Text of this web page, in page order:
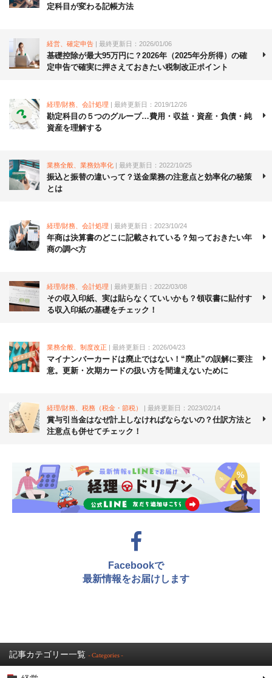
定科目が変わる記帳方法
経営、確定申告 | 最終更新日：2026/01/06
基礎控除が最大95万円に？2026年（2025年分所得）の確
定申告で確実に押さえておきたい税制改正ポイント
経理/財務、会計処理 | 最終更新日：2019/12/26
勘定科目の５つのグループ…費用・収益・資産・負債・純
資産を理解する
業務全般、業務効率化 | 最終更新日：2022/10/25
振込と振替の違いって？送金業務の注意点と効率化の秘策
とは
経理/財務、会計処理 | 最終更新日：2023/10/24
年商は決算書のどこに記載されている？知っておきたい年
商の調べ方
経理/財務、会計処理 | 最終更新日：2022/03/08
その収入印紙、実は貼らなくていいかも？領収書に貼付す
る収入印紙の基礎をチェック！
業務全般、制度改正 | 最終更新日：2026/04/23
マイナンバーカードは廃止ではない！“廃止”の誤解に要注
意。更新・次期カードの扱い方を間違えないために
経理/財務、税務（税金・節税） | 最終更新日：2023/02/14
賞与引当金はなぜ計上しなければならないの？仕訳方法と
注意点も併せてチェック！
Facebookで
最新情報をお届けします
記事カテゴリー一覧 - Categories -